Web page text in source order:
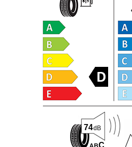
C
74dB